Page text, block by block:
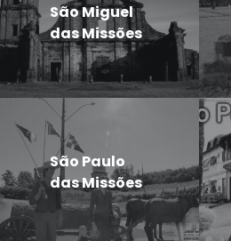
São Miguel
das Missões
São Paulo
das Missões